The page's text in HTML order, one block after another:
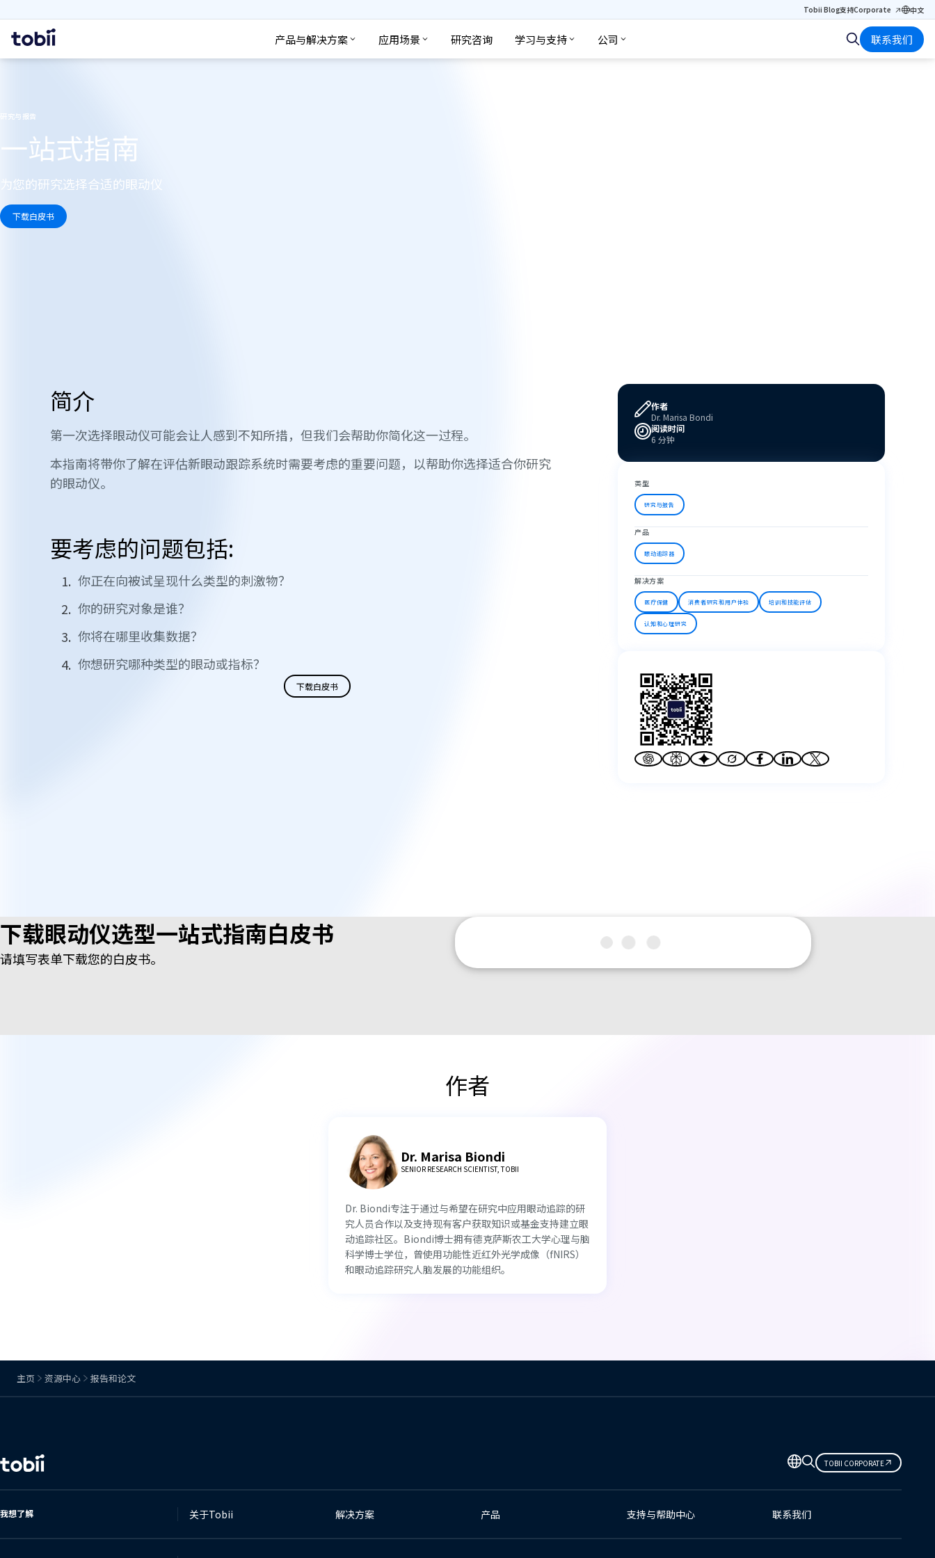
Tobii Blog支持Corporate 中文
首
页
产品与解决方案 应用场景 研究咨询 学习与支持 公司
搜索 联系我们
研究与报告
一站式指南
为您的研究选择合适的眼动仪
下载白皮书
简介
第一次选择眼动仪可能会让人感到不知所措，但我们会帮助你简化这一过程。
本指南将带你了解在评估新眼动跟踪系统时需要考虑的重要问题，以帮助你选择适合你研究
的眼动仪。
要考虑的问题包括:
你正在向被试呈现什么类型的刺激物？
你的研究对象是谁？
你将在哪里收集数据？
你想研究哪种类型的眼动或指标？
下载白皮书
作者
Dr. Marisa Bondi
阅读时间
6 分钟
类型
研究与报告
产品
眼动追踪器
解决方案
医疗保健 消费者研究和用户体验 培训和技能评估
认知和心理研究
下载眼动仪选型一站式指南白皮书
请填写表单下载您的白皮书。
作者
Dr. Marisa Biondi
SENIOR RESEARCH SCIENTIST, TOBII
Dr. Biondi专注于通过与希望在研究中应用眼动追踪的研
究人员合作以及支持现有客户获取知识或基金支持建立眼
动追踪社区。Biondi博士拥有德克萨斯农工大学心理与脑
科学博士学位，曾使用功能性近红外光学成像（fNIRS）
和眼动追踪研究人脑发展的功能组织。
主页 资源中心 报告和论文
更
改
语
TOBII CORPORATE
我想了解 关于Tobii 解决方案 产品 支持与帮助中心 联系我们